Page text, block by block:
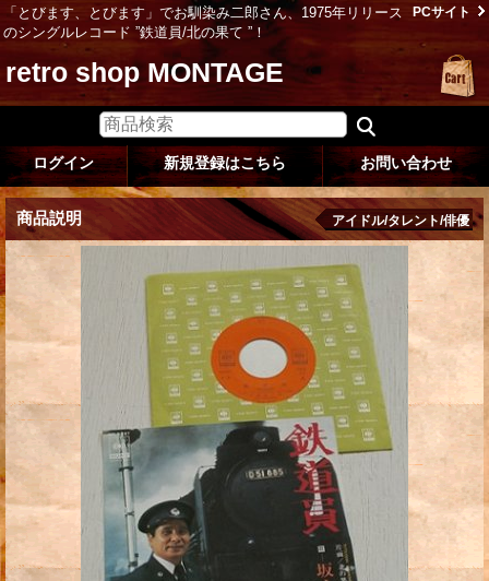
「とびます、とびます」でお馴染み二郎さん、1975年リリース
のシングルレコード ”鉄道員/北の果て ”！
PCサイト
retro shop MONTAGE
ログイン 新規登録はこちら お問い合わせ
商品説明 アイドル/タレント/俳優